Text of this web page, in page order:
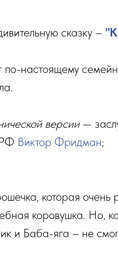
сказку –
по-настоящему
версии—
Виктор Фридман;
которая
коровушка. Но,
и Баба-яга – не